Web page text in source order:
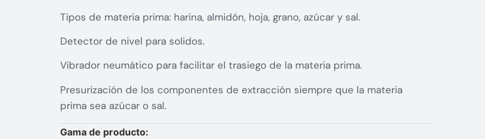
Tipos de materia prima: harina, almidón, hoja, grano, azúcar y sal.
Detector de nivel para solidos.
Vibrador neumático para facilitar el trasiego de la materia prima.
Presurización de los componentes de extracción siempre que la materia
prima sea azúcar o sal.
Gama de producto: